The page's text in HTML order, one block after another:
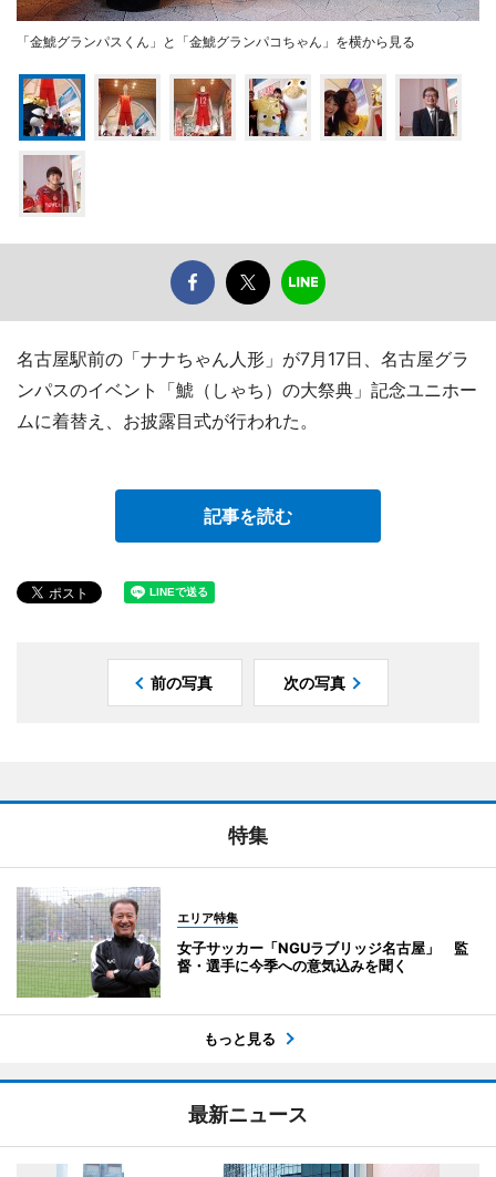
「金鯱グランパスくん」と「金鯱グランパコちゃん」を横から見る
名古屋駅前の「ナナちゃん人形」が7月17日、名古屋グラ
ンパスのイベント「鯱（しゃち）の大祭典」記念ユニホー
ムに着替え、お披露目式が行われた。
記事を読む
前の写真 次の写真
特集
エリア特集
女子サッカー「NGUラブリッジ名古屋」 監
督・選手に今季への意気込みを聞く
もっと見る
最新ニュース